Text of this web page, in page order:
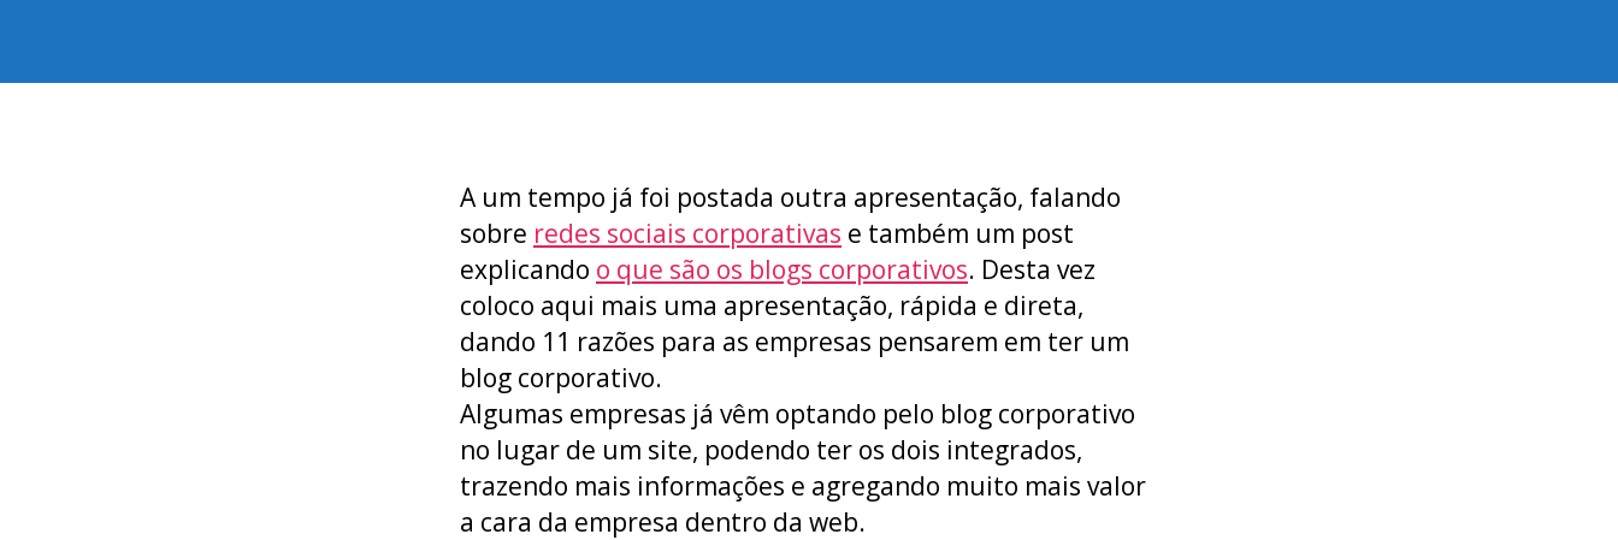
A um tempo já foi postada outra apresentação, falando
sobre redes sociais corporativas e também um post
explicando o que são os blogs corporativos. Desta vez
coloco aqui mais uma apresentação, rápida e direta,
dando 11 razões para as empresas pensarem em ter um
blog corporativo.
Algumas empresas já vêm optando pelo blog corporativo
no lugar de um site, podendo ter os dois integrados,
trazendo mais informações e agregando muito mais valor
a cara da empresa dentro da web.